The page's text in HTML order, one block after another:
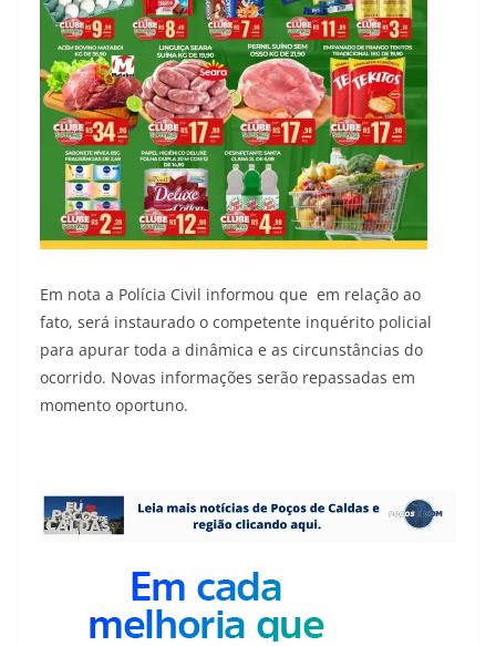
Em nota a Polícia Civil informou que em relação ao
fato, será instaurado o competente inquérito policial
para apurar toda a dinâmica e as circunstâncias do
ocorrido. Novas informações serão repassadas em
momento oportuno.